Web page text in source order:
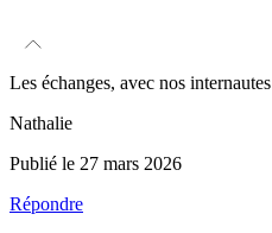
Les échanges, avec nos internautes
Nathalie
Publié le 27 mars 2026
Répondre